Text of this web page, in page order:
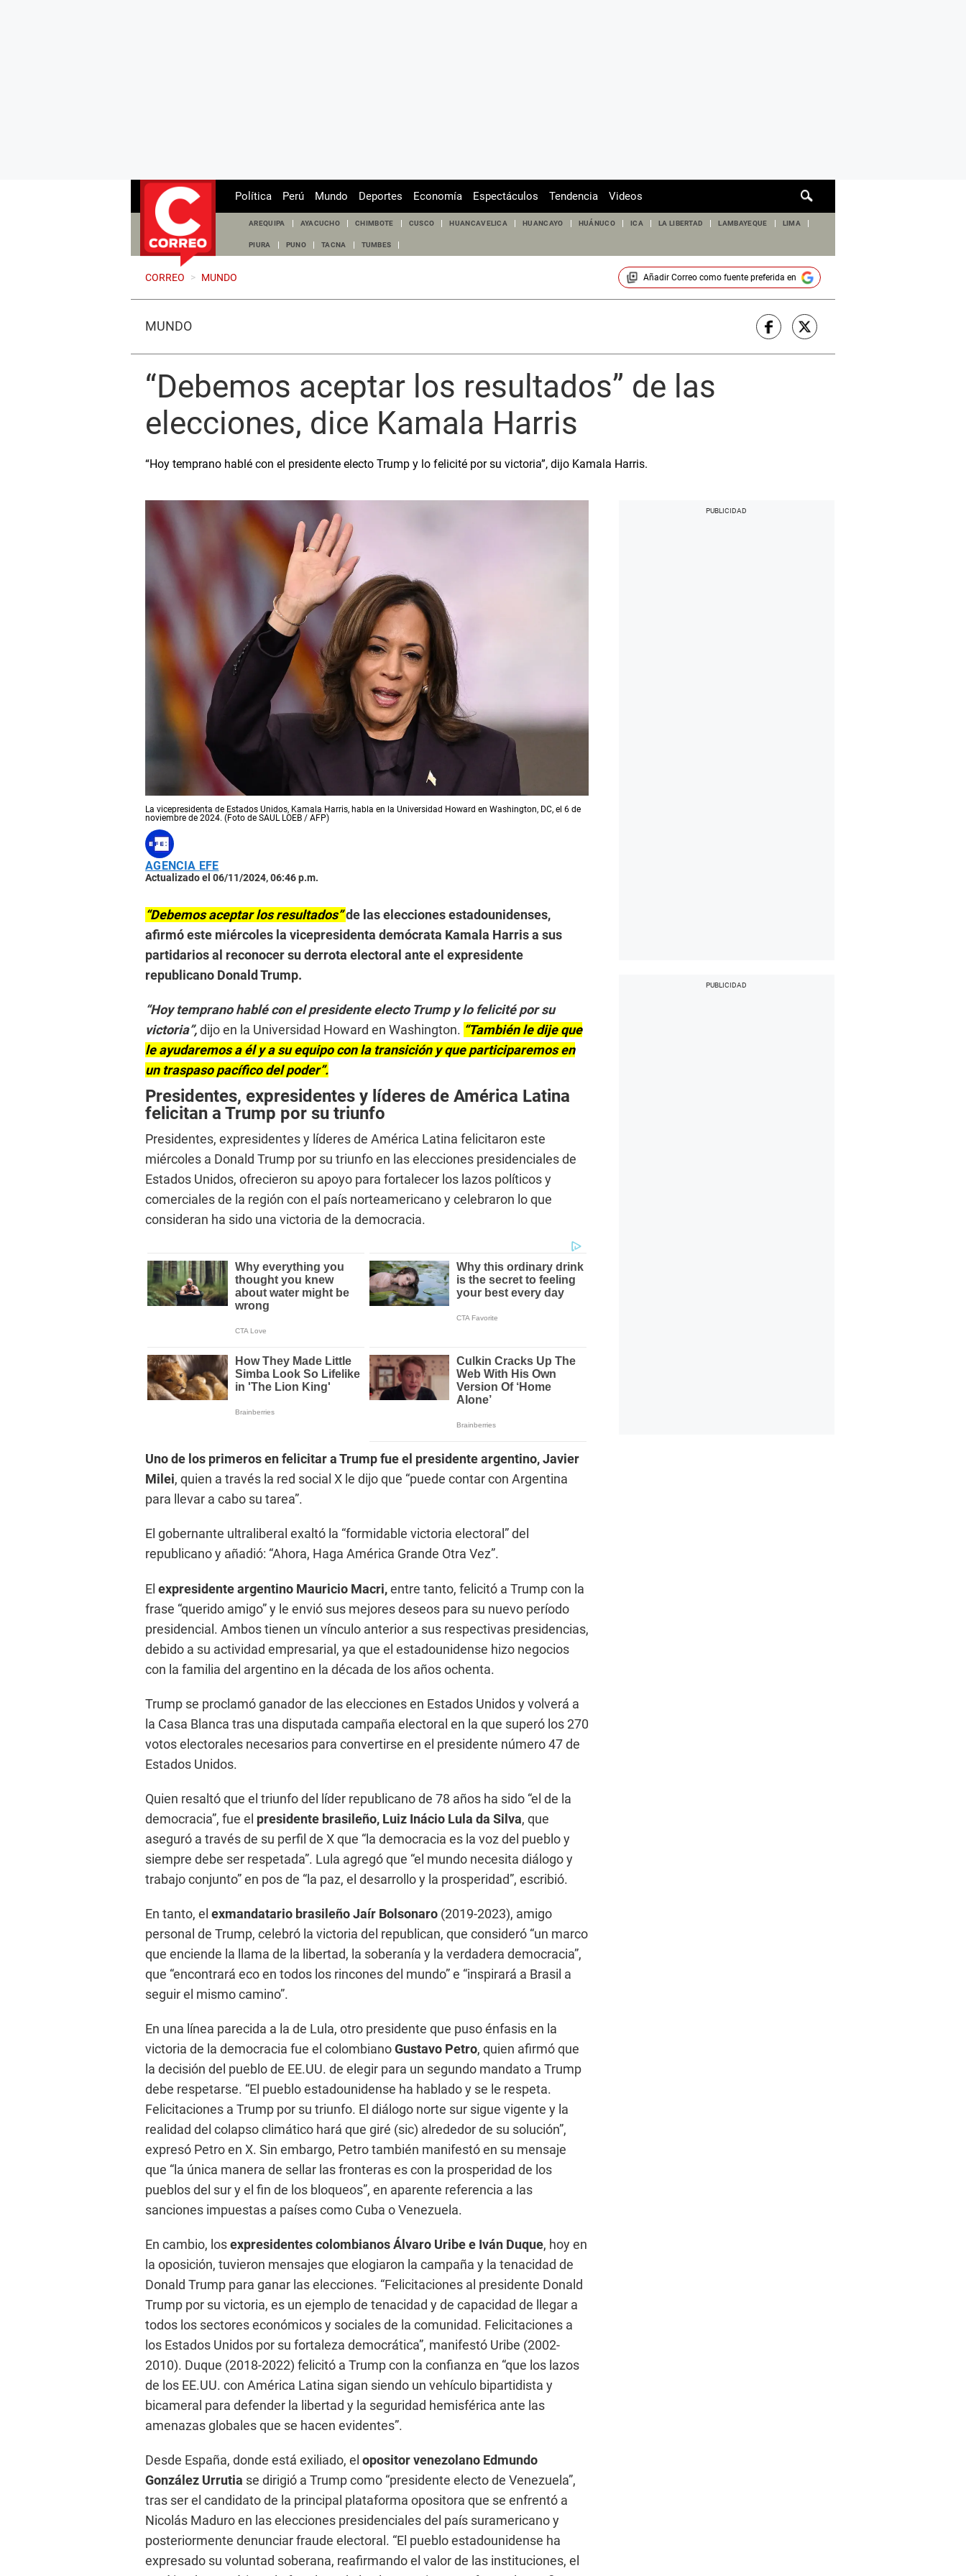
de
Política Perú Mundo Deportes Economía Espectáculos Tendencia Videos
AREQUIPA AYACUCHO CHIMBOTE CUSCO HUANCAVELICA HUANCAYO HUÁNUCO ICA LA LIBERTAD LAMBAYEQUE LIMA
PIURA PUNO TACNA TUMBES
CORREO > MUNDO Añadir Correocomo fuente preferida en
MUNDO
“Debemos aceptar los resultados” de las
elecciones, dice Kamala Harris
“Hoy temprano hablé con el presidente electo Trump y lo felicité por su victoria”, dijo Kamala Harris.
La vicepresidenta de Estados Unidos, Kamala Harris, habla en la Universidad Howard en Washington, DC, el 6 de
noviembre de 2024. (Foto de SAUL LOEB / AFP)
AGENCIA EFE
Actualizado el 06/11/2024, 06:46 p.m.
“Debemos aceptar los resultados”de las elecciones estadounidenses,
afirmó este miércoles la vicepresidenta demócrata Kamala Harris a sus
partidarios al reconocer su derrota electoral ante el expresidente
republicano Donald Trump.
“Hoy temprano hablé con el presidente electo Trump y lo felicité por su
victoria”,dijo en la Universidad Howard en Washington. “También le dije que
le ayudaremos a él y a su equipo con la transición y que participaremos en
un traspaso pacífico del poder”.
Presidentes, expresidentes y líderes de América Latina
felicitan a Trump por su triunfo
Presidentes, expresidentes y líderes de América Latina felicitaron este
miércoles a Donald Trump por su triunfo en las elecciones presidenciales de
Estados Unidos, ofrecieron su apoyo para fortalecer los lazos políticos y
comerciales de la región con el país norteamericano y celebraron lo que
consideran ha sido una victoria de la democracia.
Uno de los primeros en felicitar a Trump fue el presidente argentino, Javier
Milei, quien a través la red social X le dijo que “puede contar con Argentina
para llevar a cabo su tarea”.
El gobernante ultraliberal exaltó la “formidable victoria electoral” del
republicano y añadió: “Ahora, Haga América Grande Otra Vez”.
El expresidente argentino Mauricio Macri,entre tanto, felicitó a Trump con la
frase “querido amigo” y le envió sus mejores deseos para su nuevo período
presidencial. Ambos tienen un vínculo anterior a sus respectivas presidencias,
debido a su actividad empresarial, ya que el estadounidense hizo negocios
con la familia del argentino en la década de los años ochenta.
Trump se proclamó ganador de las elecciones en Estados Unidos y volverá a
la Casa Blanca tras una disputada campaña electoral en la que superó los 270
votos electorales necesarios para convertirse en el presidente número 47 de
Estados Unidos.
Quien resaltó que el triunfo del líder republicano de 78 años ha sido “el de la
democracia”, fue el presidente brasileño, Luiz Inácio Lula da Silva, que
aseguró a través de su perfil de X que “la democracia es la voz del pueblo y
siempre debe ser respetada”. Lula agregó que “el mundo necesita diálogo y
trabajo conjunto” en pos de “la paz, el desarrollo y la prosperidad”, escribió.
En tanto, el exmandatario brasileño Jaír Bolsonaro (2019-2023), amigo
personal de Trump, celebró la victoria del republican, que consideró “un marco
que enciende la llama de la libertad, la soberanía y la verdadera democracia”,
que “encontrará eco en todos los rincones del mundo” e “inspirará a Brasil a
seguir el mismo camino”.
En una línea parecida a la de Lula, otro presidente que puso énfasis en la
victoria de la democracia fue el colombianoGustavo Petro, quien afirmó que
la decisión del pueblo de EE.UU. de elegir para un segundo mandato a Trump
debe respetarse. “El pueblo estadounidense ha hablado y se le respeta.
Felicitaciones a Trump por su triunfo. El diálogo norte sur sigue vigente y la
realidad del colapso climático hará que giré (sic) alrededor de su solución”,
expresó Petro en X. Sin embargo, Petro también manifestó en su mensaje
que “la única manera de sellar las fronteras es con la prosperidad de los
pueblos del sur y el fin de los bloqueos”, en aparente referencia a las
sanciones impuestas a países como Cuba o Venezuela.
En cambio, losexpresidentes colombianos Álvaro Uribe e Iván Duque, hoy en
la oposición, tuvieron mensajes que elogiaron la campaña y la tenacidad de
Donald Trump para ganar las elecciones. “Felicitaciones al presidente Donald
Trump por su victoria, es un ejemplo de tenacidad y de capacidad de llegar a
todos los sectores económicos y sociales de la comunidad. Felicitaciones a
los Estados Unidos por su fortaleza democrática”, manifestó Uribe (2002-
2010). Duque (2018-2022) felicitó a Trump con la confianza en “que los lazos
de los EE.UU. con América Latina sigan siendo un vehículo bipartidista y
bicameral para defender la libertad y la seguridad hemisférica ante las
amenazas globales que se hacen evidentes”.
Desde España, donde está exiliado, el opositor venezolano Edmundo
González Urrutia se dirigió a Trump como “presidente electo de Venezuela”,
tras ser el candidato de la principal plataforma opositora que se enfrentó a
Nicolás Maduro en las elecciones presidenciales del país suramericano y
posteriormente denunciar fraude electoral. “El pueblo estadounidense ha
expresado su voluntad soberana, reafirmando el valor de las instituciones, el